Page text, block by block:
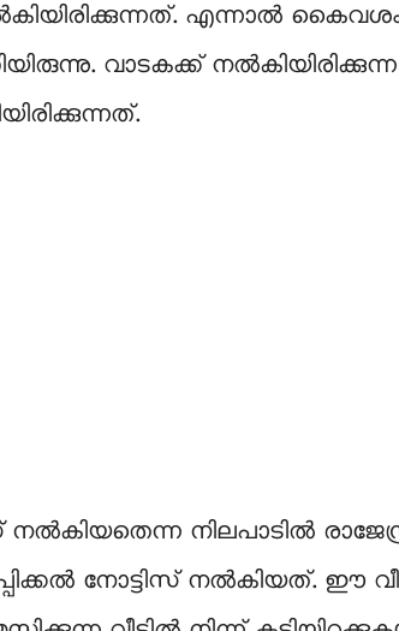
എന്നാൽ കൈവശം
വാടകക്ക് നൽകിയിരിക്കുന്ന
നിലപാടിൽ
നോട്ടിസ് നൽകിയത്. ഈ വീട്